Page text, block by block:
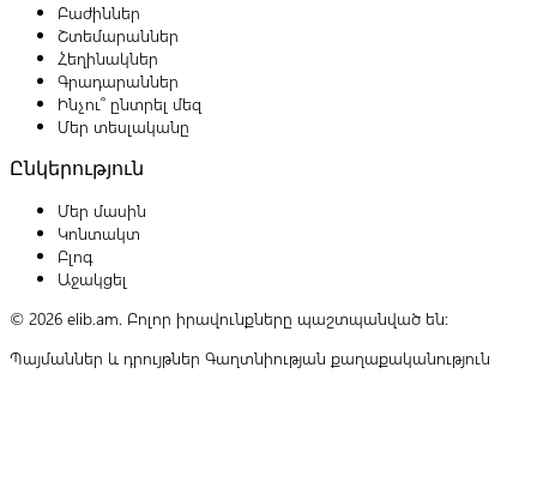
Բաժիններ
Շտեմարաններ
Հեղինակներ
Գրադարաններ
Ինչու՞ ընտրել մեզ
Մեր տեսլականը
Ընկերություն
Մեր մասին
Կոնտակտ
Բլոգ
Աջակցել
© 2026 elib.am. Բոլոր իրավունքները պաշտպանված են:
Պայմաններ և դրույթներ Գաղտնիության քաղաքականություն